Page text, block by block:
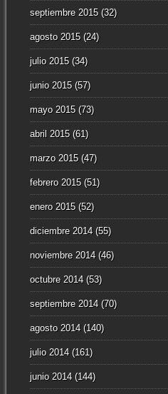
septiembre 2015(32)
agosto 2015(24)
julio 2015(34)
junio 2015(57)
mayo 2015(73)
abril 2015(61)
marzo 2015(47)
febrero 2015(51)
enero 2015(52)
diciembre 2014(55)
noviembre 2014(46)
octubre 2014(53)
septiembre 2014(70)
agosto 2014(140)
julio 2014(161)
junio 2014(144)